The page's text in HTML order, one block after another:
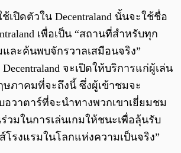
เปิดตัวใน Decentraland นั้นจะใช้ชื่อ
เพื่อเป็น “สถานที่สำหรับทุก
ละค้นพบจักรวาลเสมือนจริง”
จะเปิดให้บริการแก่ผู้เล่น
ภาคมที่จะถึงนี้ ซึ่งผู้เข้าชมจะ
วาตาร์ที่จะนำทางพวกเขาเยี่ยมชม
วมในการเล่นเกมให้ชนะเพื่อลุ้นรับ
โรงแรมในโลกแห่งความเป็นจริง”